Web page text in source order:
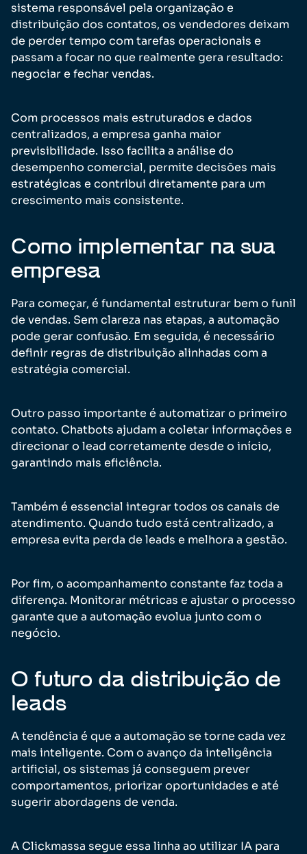
sistema responsável pela organização e
distribuição dos contatos, os vendedores deixam
de perder tempo com tarefas operacionais e
passam a focar no que realmente gera resultado:
negociar e fechar vendas.
Com processos mais estruturados e dados
centralizados, a empresa ganha maior
previsibilidade. Isso facilita a análise do
desempenho comercial, permite decisões mais
estratégicas e contribui diretamente para um
crescimento mais consistente.
Como implementar na sua
empresa
Para começar, é fundamental estruturar bem o funil
de vendas. Sem clareza nas etapas, a automação
pode gerar confusão. Em seguida, é necessário
definir regras de distribuição alinhadas com a
estratégia comercial.
Outro passo importante é automatizar o primeiro
contato. Chatbots ajudam a coletar informações e
direcionar o lead corretamente desde o início,
garantindo mais eficiência.
Também é essencial integrar todos os canais de
atendimento. Quando tudo está centralizado, a
empresa evita perda de leads e melhora a gestão.
Por fim, o acompanhamento constante faz toda a
diferença. Monitorar métricas e ajustar o processo
garante que a automação evolua junto com o
negócio.
O futuro da distribuição de
leads
A tendência é que a automação se torne cada vez
mais inteligente. Com o avanço da inteligência
artificial, os sistemas já conseguem prever
comportamentos, priorizar oportunidades e até
sugerir abordagens de venda.
A Clickmassa segue essa linha ao utilizar IA para